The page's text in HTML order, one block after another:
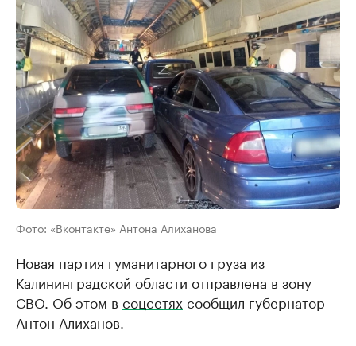
Фото: «Вконтакте» Антона Алиханова
Новая партия гуманитарного груза из
Калининградской области отправлена в зону
СВО. Об этом в соцсетях сообщил губернатор
Антон Алиханов.